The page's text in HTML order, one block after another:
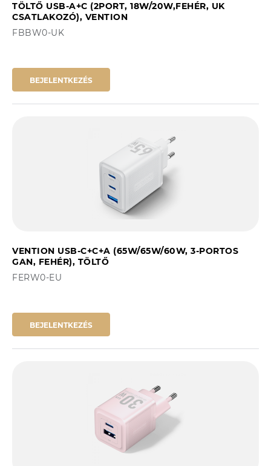
TÖLTŐ USB-A+C (2PORT, 18W/20W,FEHÉR, UK
CSATLAKOZÓ), VENTION
FBBW0-UK
BEJELENTKEZÉS
VENTION USB-C+C+A (65W/65W/60W, 3-PORTOS
GAN, FEHÉR), TÖLTŐ
FERW0-EU
BEJELENTKEZÉS